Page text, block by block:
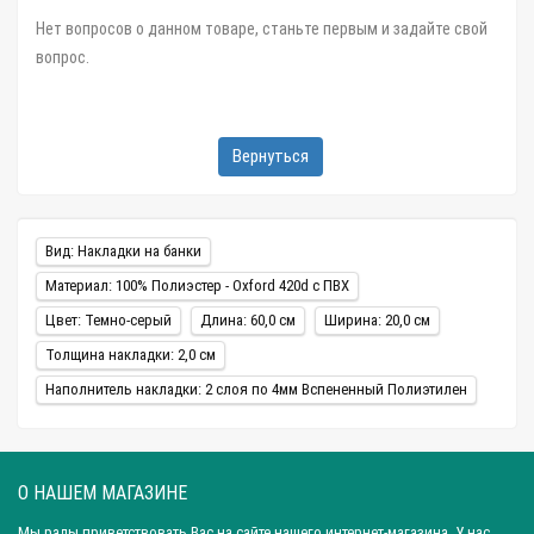
Нет вопросов о данном товаре, станьте первым и задайте свой
вопрос.
Вернуться
Вид: Накладки на банки
Материал: 100% Полиэстер - Oxford 420d c ПВХ
Цвет: Темно-серый
Длина: 60,0 см
Ширина: 20,0 см
Толщина накладки: 2,0 см
Наполнитель накладки: 2 слоя по 4мм Вспененный Полиэтилен
О НАШЕМ МАГАЗИНЕ